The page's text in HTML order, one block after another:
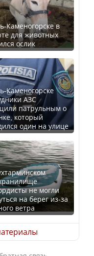
введены
для
прав
официально
в должность
США
объектом
наследия,
под
исчезновения
Каменогорске в
для животных
ослик
Каменогорске
АЗС
патрульным о
который
один на улице
не могли
на берег из-за
ветра